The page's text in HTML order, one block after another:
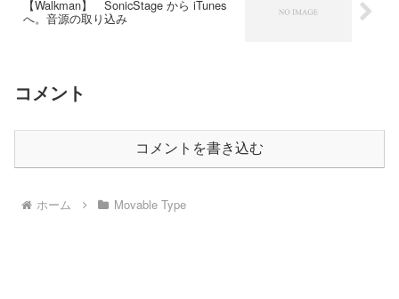
【Walkman】 SonicStage から iTunes
へ。音源の取り込み
コメント
コメントを書き込む
ホーム Movable Type